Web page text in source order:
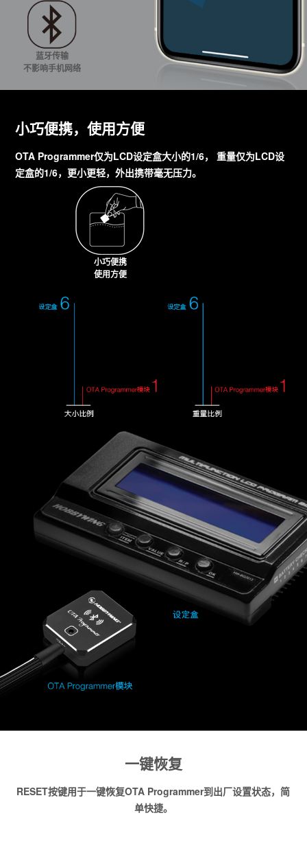
蓝牙传输
不影响手机网络
小巧便携，使用方便
OTA Programmer仅为LCD设定盒大小的1/6， 重量仅为LCD设
定盒的1/6，更小更轻，外出携带毫无压力。
小巧便携
使用方便
一键恢复
RESET按键用于一键恢复OTA Programmer到出厂设置状态，简
单快捷。